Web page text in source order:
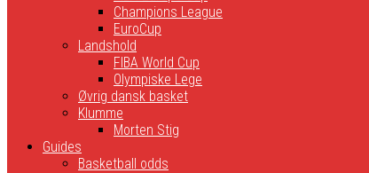
Champions League
EuroCup
Landshold
FIBA World Cup
Olympiske Lege
Øvrig dansk basket
Klumme
Morten Stig
Guides
Basketball odds